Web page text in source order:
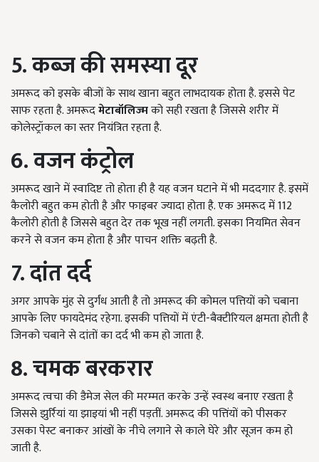
5. कब्ज की समस्या दूर
अमरूद को इसके बीजों के साथ खाना बहुत लाभदायक होता है. इससे पेट
साफ रहता है. अमरूदमेटाबॉलिज्मको सही रखता है जिससे शरीर में
कोलेस्ट्रॉकल का स्तर नियंत्रित रहता है.
6. वजन कंट्रोल
अमरूद खाने में स्वादिष्ट तो होता ही है यह वजन घटाने में भी मददगार है. इसमें
कैलोरी बहुत कम होती है और फाइबर ज्यादा होता है. एक अमरूद में 112
कैलोरी होती है जिससे बहुत देर तक भूख नहीं लगती. इसका नियमित सेवन
करने से वजन कम होता है और पाचन शक्ति बढ़ती है.
7. दांत दर्द
अगर आपके मुंह से दुर्गंध आती है तो अमरूद की कोमल पत्तियों को चबाना
आपके लिए फायदेमंद रहेगा. इसकी पत्तियों में एंटी-बैक्टीरियल क्षमता होती है
जिनको चबाने से दांतों का दर्द भी कम हो जाता है.
8. चमक बरकरार
अमरूद त्वचा की डैमेज सेल की मरम्मत करके उन्हें स्वस्थ बनाए रखता है
जिससे झुर्रियां या झाइयां भी नहीं पड़तीं. अमरूद की पत्तिंयों को पीसकर
उसका पेस्ट बनाकर आंखों के नीचे लगाने से काले घेरे और सूजन कम हो
जाती है.